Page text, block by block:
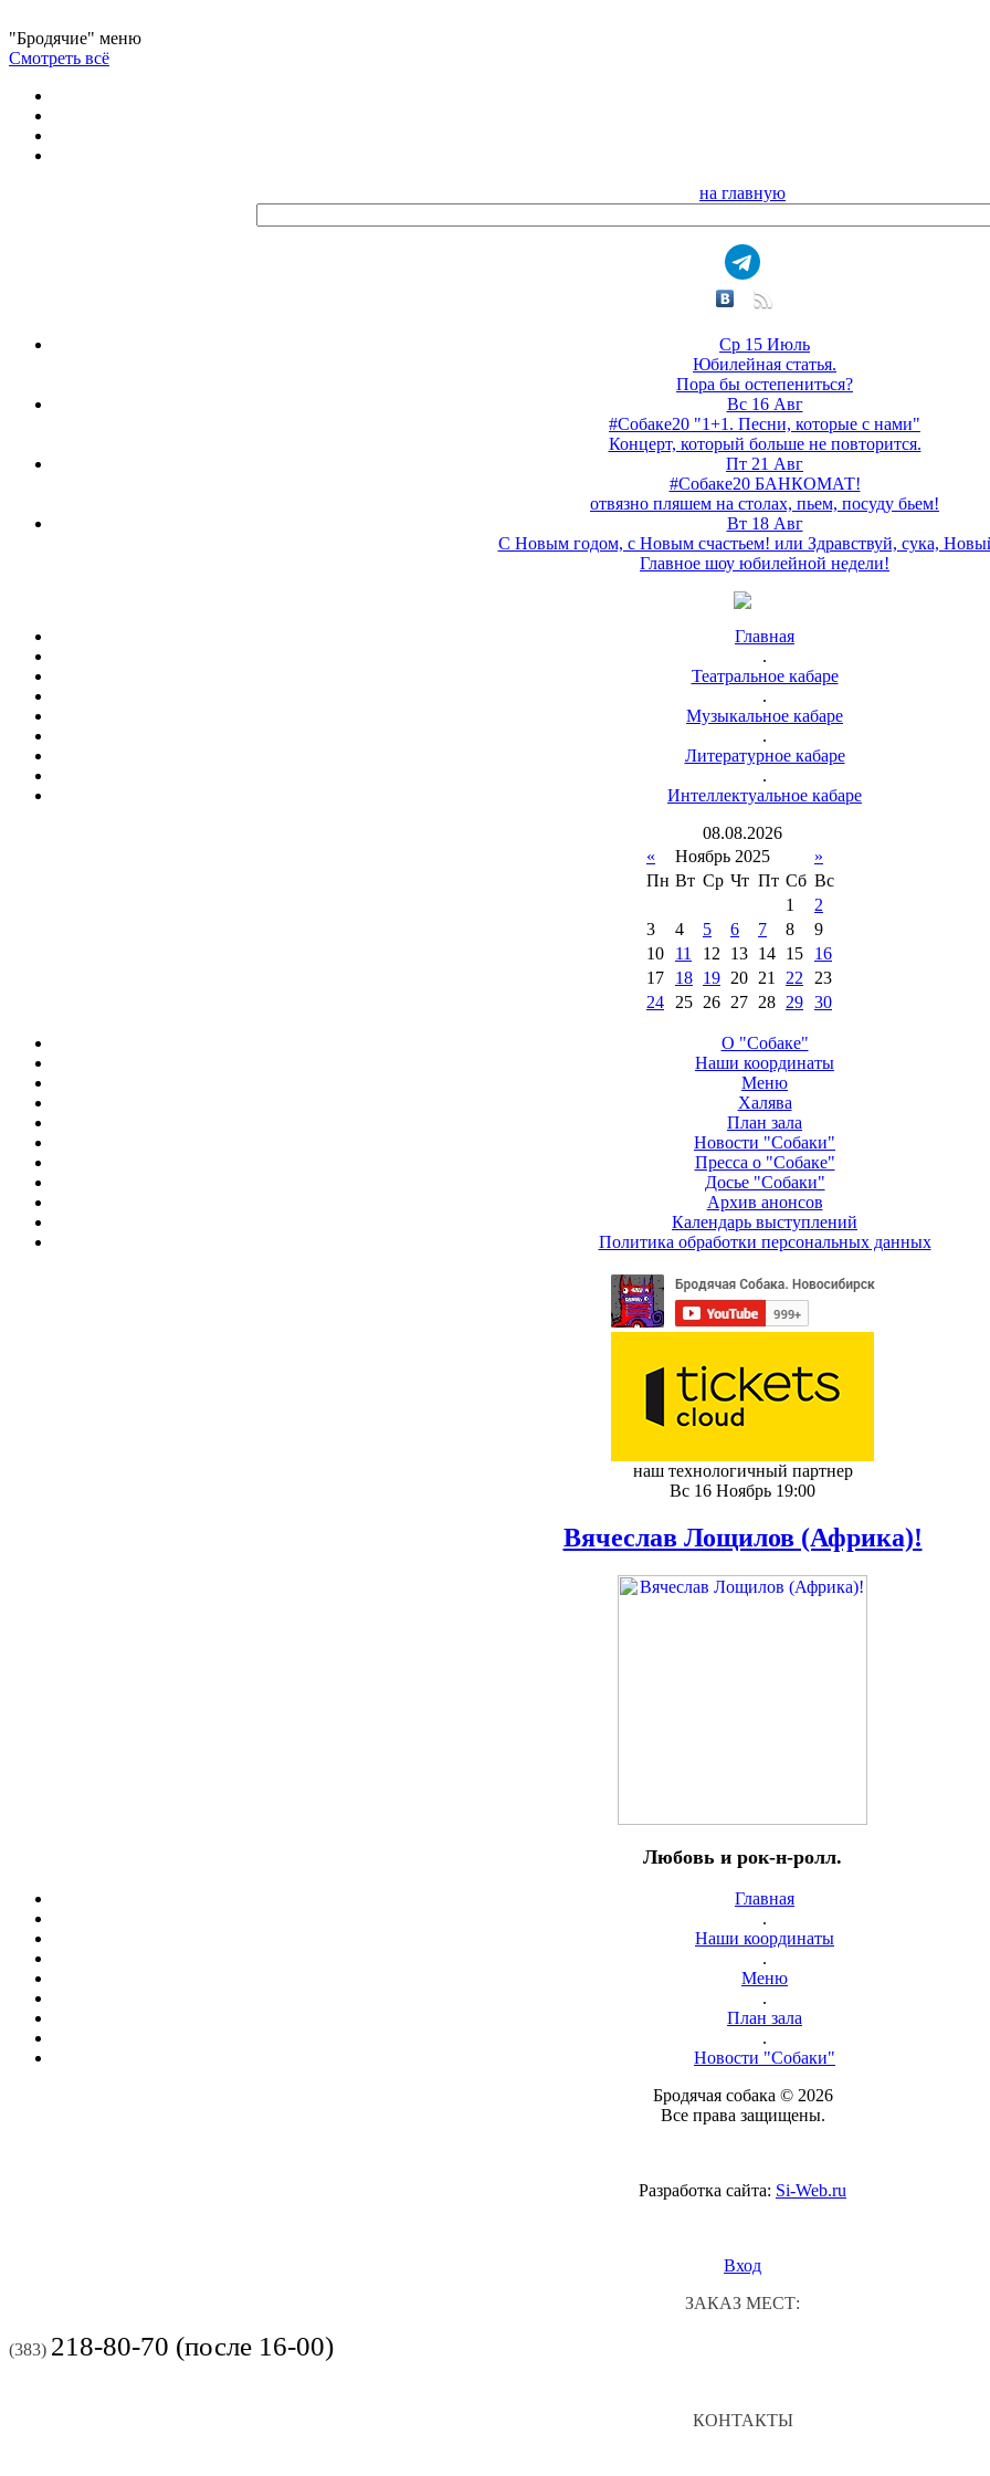
"Бродячие" меню
Смотреть всё
на главную
Ср 15 Июль
Юбилейная статья.
Пора бы остепениться?
Вс 16 Авг
#Собаке20 "1+1. Песни, которые с нами"
Концерт, который больше не повторится.
Пт 21 Авг
#Собаке20 БАНКОМАТ!
отвязно пляшем на столах, пьем, посуду бьем!
Вт 18 Авг
С Новым годом, с Новым счастьем! или Здравствуй, сука,
Главное шоу юбилейной недели!
Главная
.
Театральное кабаре
.
Музыкальное кабаре
.
Литературное кабаре
.
Интеллектуальное кабаре
08.08.2026
«
Ноябрь 2025
»
Пн Вт Ср Чт Пт Сб Вс
1
2
3
4 5 6 7 8
9
10
11 12 13 14 15
16
17
18 19 20 21 22
23
24
25 26 27 28 29 30
О "Собаке"
Наши координаты
Меню
Халява
План зала
Новости "Собаки"
Пресса о "Собаке"
Досье "Собаки"
Архив анонсов
Календарь выступлений
Политика обработки персональных данных
наш технологичный партнер
Вс 16 Ноябрь 19:00
Вячеслав Лощилов (Африка)!
Любовь и рок-н-ролл.
Главная
.
Наши координаты
.
Меню
.
План зала
.
Новости "Собаки"
Бродячая собака © 2026
Все права защищены.
Разработка сайта: Si-Web.ru
Вход
ЗАКАЗ МЕСТ:
(383) 218-80-70 (после 16-00)
КОНТАКТЫ